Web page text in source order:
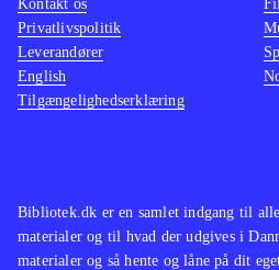
men sagtens bringes til
en lille busk. Missionerne
repetitive og overordnet
ensformigt. PEGI er 3. Fra
om spil som Professional
American dream.
Bibliotek.dk er en samlet indgang til
materialer og til hvad der udgives i
materialer og så hente og låne på dit
Kontakt os
Privatlivspolitik
Leverandører
English
Tilgængelighedserklæring